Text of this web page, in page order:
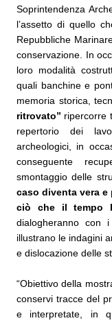
Soprintendenza
l’assetto di quello
Repubbliche
conservazione. In
loro modalità
quali banchine e
memoria storica,
ritrovato” ripercorre
repertorio dei
archeologici, in
conseguente
smontaggio delle
caso diventa vera
ciò che il tempo
dialogheranno con
illustrano le indagini
e dislocazione delle
“Obiettivo della
conservi tracce del
e interpretate, in